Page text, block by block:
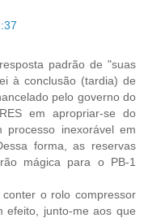
padrão de "suas
à conclusão (tardia) de
pelo governo do
em apropriar-se do
processo inexorável em
forma, as reservas
mágica para o PB-1
o rolo compressor
efeito, junto-me aos que